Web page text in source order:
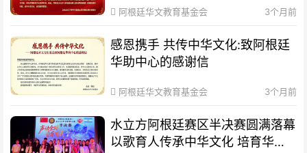
阿根廷华文教育基金会 3个月前
感恩携手 共传中华文化:致阿根廷
华助中心的感谢信
阿根廷华文教育基金会 3个月前
水立方阿根廷赛区半决赛圆满落幕
以歌育人传承中华文化 培育华裔